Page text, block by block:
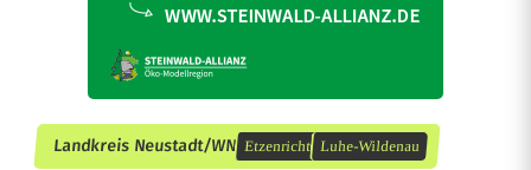
Landkreis Neustadt/WN Etzenricht Luhe-Wildenau